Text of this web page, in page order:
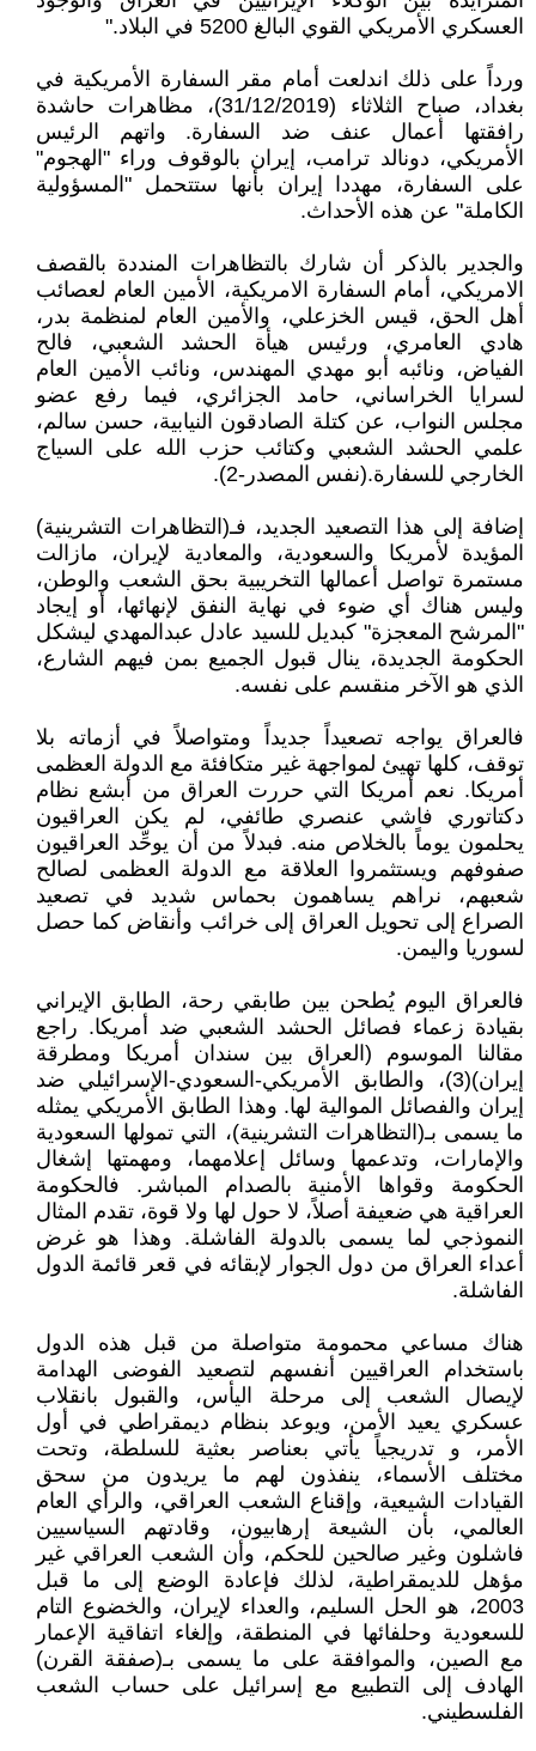
العسكري الأمريكي القوي البالغ 5200 في البلاد."
ورداً على ذلك اندلعت أمام مقر السفارة الأمريكية في
بغداد، صباح الثلاثاء (31/12/2019)، مظاهرات حاشدة
رافقتها أعمال عنف ضد السفارة. واتهم الرئيس
الأمريكي، دونالد ترامب، إيران بالوقوف وراء "الهجوم"
على السفارة، مهددا إيران بأنها ستتحمل "المسؤولية
الكاملة" عن هذه الأحداث.
والجدير بالذكر أن شارك بالتظاهرات المنددة بالقصف
الامريكي، أمام السفارة الامريكية، الأمين العام لعصائب
أهل الحق، قيس الخزعلي، والأمين العام لمنظمة بدر،
هادي العامري، ورئيس هيأة الحشد الشعبي، فالح
الفياض، ونائبه أبو مهدي المهندس، ونائب الأمين العام
لسرايا الخراساني، حامد الجزائري، فيما رفع عضو
مجلس النواب، عن كتلة الصادقون النيابية، حسن سالم،
علمي الحشد الشعبي وكتائب حزب الله على السياج
الخارجي للسفارة.(نفس المصدر-2).
إضافة إلى هذا التصعيد الجديد، فـ(التظاهرات التشرينية)
المؤيدة لأمريكا والسعودية، والمعادية لإيران، مازالت
مستمرة تواصل أعمالها التخريبية بحق الشعب والوطن،
وليس هناك أي ضوء في نهاية النفق لإنهائها، أو إيجاد
"المرشح المعجزة" كبديل للسيد عادل عبدالمهدي ليشكل
الحكومة الجديدة، ينال قبول الجميع بمن فيهم الشارع،
الذي هو الآخر منقسم على نفسه.
فالعراق يواجه تصعيداً جديداً ومتواصلاً في أزماته بلا
توقف، كلها تهيئ لمواجهة غير متكافئة مع الدولة العظمى
أمريكا. نعم أمريكا التي حررت العراق من أبشع نظام
دكتاتوري فاشي عنصري طائفي، لم يكن العراقيون
يحلمون يوماً بالخلاص منه. فبدلاً من أن يوحِّد العراقيون
صفوفهم ويستثمروا العلاقة مع الدولة العظمى لصالح
شعبهم، نراهم يساهمون بحماس شديد في تصعيد
الصراع إلى تحويل العراق إلى خرائب وأنقاض كما حصل
لسوريا واليمن.
فالعراق اليوم يُطحن بين طابقي رحة، الطابق الإيراني
بقيادة زعماء فصائل الحشد الشعبي ضد أمريكا. راجع
مقالنا الموسوم (العراق بين سندان أمريكا ومطرقة
إيران)(3)، والطابق الأمريكي-السعودي-الإسرائيلي ضد
إيران والفصائل الموالية لها. وهذا الطابق الأمريكي يمثله
ما يسمى بـ(التظاهرات التشرينية)، التي تمولها السعودية
والإمارات، وتدعمها وسائل إعلامهما، ومهمتها إشغال
الحكومة وقواها الأمنية بالصدام المباشر. فالحكومة
العراقية هي ضعيفة أصلاً، لا حول لها ولا قوة، تقدم المثال
النموذجي لما يسمى بالدولة الفاشلة. وهذا هو غرض
أعداء العراق من دول الجوار لإبقائه في قعر قائمة الدول
الفاشلة.
هناك مساعي محمومة متواصلة من قبل هذه الدول
باستخدام العراقيين أنفسهم لتصعيد الفوضى الهدامة
لإيصال الشعب إلى مرحلة اليأس، والقبول بانقلاب
عسكري يعيد الأمن، ويوعد بنظام ديمقراطي في أول
الأمر، و تدريجياً يأتي بعناصر بعثية للسلطة، وتحت
مختلف الأسماء، ينفذون لهم ما يريدون من سحق
القيادات الشيعية، وإقناع الشعب العراقي، والرأي العام
العالمي، بأن الشيعة إرهابيون، وقادتهم السياسيين
فاشلون وغير صالحين للحكم، وأن الشعب العراقي غير
مؤهل للديمقراطية، لذلك فإعادة الوضع إلى ما قبل
2003، هو الحل السليم، والعداء لإيران، والخضوع التام
للسعودية وحلفائها في المنطقة، وإلغاء اتفاقية الإعمار
مع الصين، والموافقة على ما يسمى بـ(صفقة القرن)
الهادف إلى التطبيع مع إسرائيل على حساب الشعب
الفلسطيني.